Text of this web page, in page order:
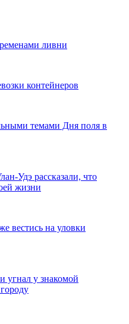
ливни
контейнеров
темами Дня поля в
Удэ рассказали, что
жизни
вестись на уловки
угнал у знакомой